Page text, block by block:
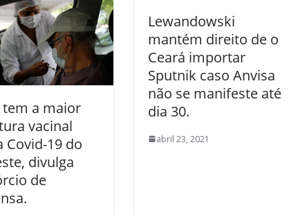
tem a maior
vacinal
Covid-19 do
divulga
de
Lewandowski
mantém direito de o
Ceará importar
Sputnik caso Anvisa
não se manifeste até
dia 30.
abril 23, 2021